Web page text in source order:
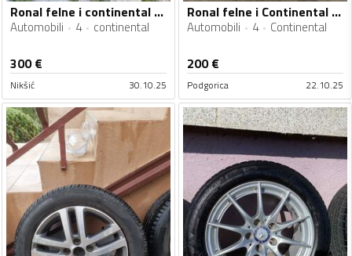
Ronal felne i continental gume
Automobili 4 continental
300€
Nikšić 30.10.25
Ronal felne i Continental gume
Automobili 4 Continental
200€
Podgorica 22.10.25